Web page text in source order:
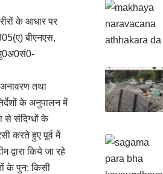
के आधार पर
बीएनएस,
अनावरण तथा
के अनुपालन में
से संदिग्धों के
करते हुए पूर्व में
द्वारा किये जा रहे
के पुन: किसी